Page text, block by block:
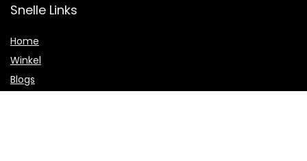
Snelle Links
Home
Winkel
Blogs